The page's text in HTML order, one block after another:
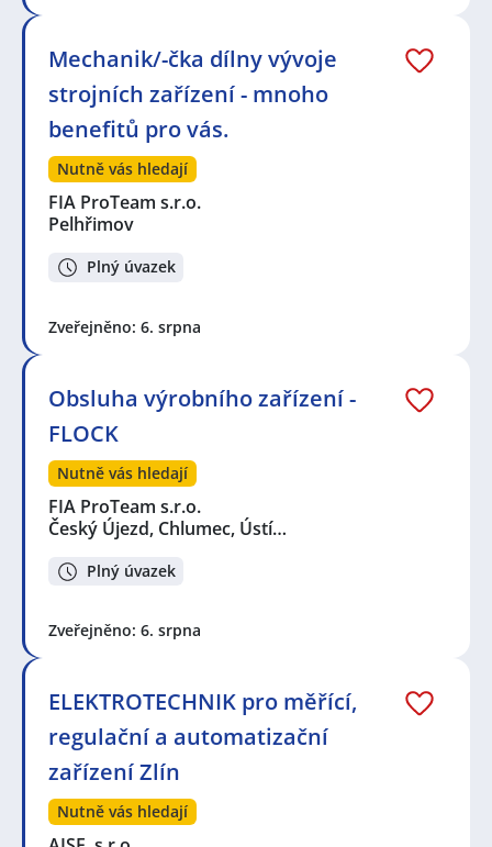
Mechanik/-čka dílny vývoje
strojních zařízení - mnoho
benefitů pro vás.
Nutně vás hledají
FIA ProTeam s.r.o.
Pelhřimov
Plný úvazek
Zveřejněno: 6. srpna
Obsluha výrobního zařízení -
FLOCK
Nutně vás hledají
FIA ProTeam s.r.o.
Český Újezd, Chlumec, Ústí…
Plný úvazek
Zveřejněno: 6. srpna
ELEKTROTECHNIK pro měřící,
regulační a automatizační
zařízení Zlín
Nutně vás hledají